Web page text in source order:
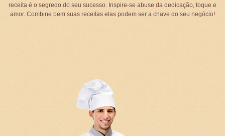
receita é o segredo do seu sucesso. Inspire-se abuse da dedicação, toque e
amor. Combine bem suas receitas elas podem ser a chave do seu negócio!